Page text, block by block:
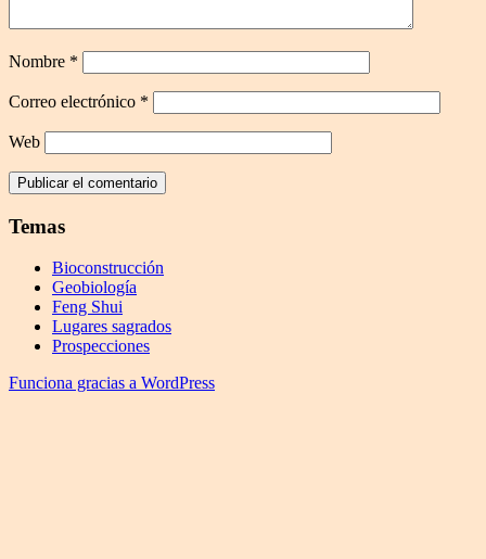
Nombre *
Correo electrónico *
Web
Temas
Bioconstrucción
Geobiología
Feng Shui
Lugares sagrados
Prospecciones
Funciona gracias a WordPress